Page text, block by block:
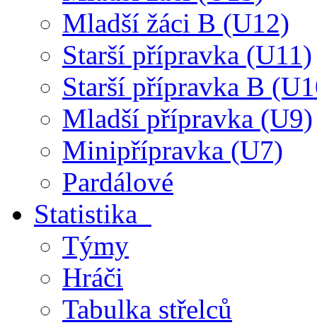
Mladší žáci B (U12)
Starší přípravka (U11)
Starší přípravka B
Mladší přípravka (U9)
Minipřípravka (U7)
Pardálové
Statistika
Týmy
Hráči
Tabulka střelců